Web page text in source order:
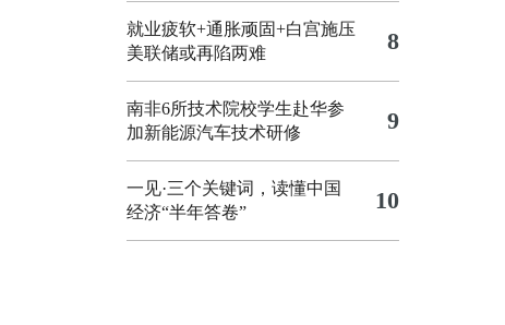
就业疲软+通胀顽固+白宫施压
美联储或再陷两难
8
南非6所技术院校学生赴华参
加新能源汽车技术研修
9
一见·三个关键词，读懂中国
经济“半年答卷”
10